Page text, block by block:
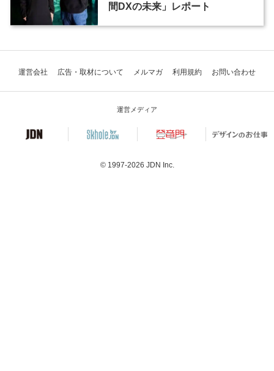
間DXの未来」レポート
運営会社 広告・取材について メルマガ 利用規約 お問い合わせ
運営メディア
© 1997-2026 JDN Inc.